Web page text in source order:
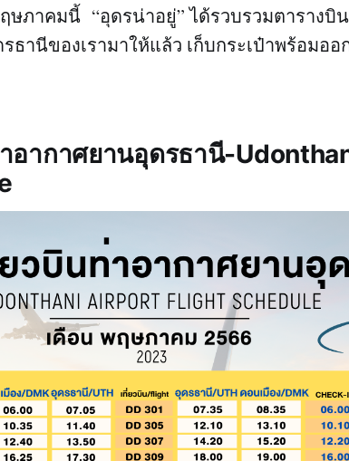
ษภาคมนี้ “อุดรน่าอยู่” ได้รวบรวมตารางบิ
ธานีของเรามาให้แล้ว เก็บกระเป๋าพร้อมออ
อากาศยานอุดรธานี-